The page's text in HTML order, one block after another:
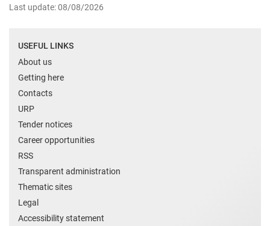
Last update: 08/08/2026
USEFUL LINKS
About us
Getting here
Contacts
URP
Tender notices
Career opportunities
RSS
Transparent administration
Thematic sites
Legal
Accessibility statement